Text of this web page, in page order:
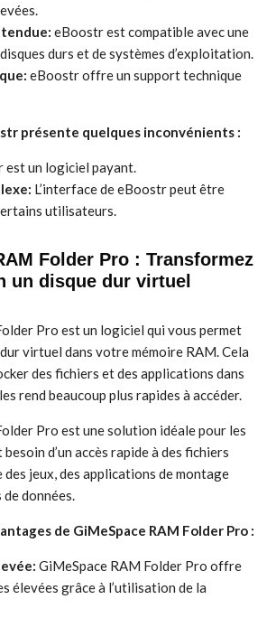
eBoostr est compatible avec une
durs et de systèmes d’exploitation.
eBoostr offre un support technique
présente quelques inconvénients :
est un logiciel payant.
L’interface de eBoostr peut être
utilisateurs.
Folder Pro : Transformez
un disque dur virtuel
Pro est un logiciel qui vous permet
virtuel dans votre mémoire RAM. Cela
des fichiers et des applications dans
rend beaucoup plus rapides à accéder.
Pro est une solution idéale pour les
d’un accès rapide à des fichiers
des jeux, des applications de montage
de données.
de GiMeSpace RAM Folder Pro :
GiMeSpace RAM Folder Pro offre
élevées grâce à l’utilisation de la